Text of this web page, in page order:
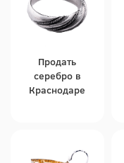
Продать
серебро в
Краснодаре